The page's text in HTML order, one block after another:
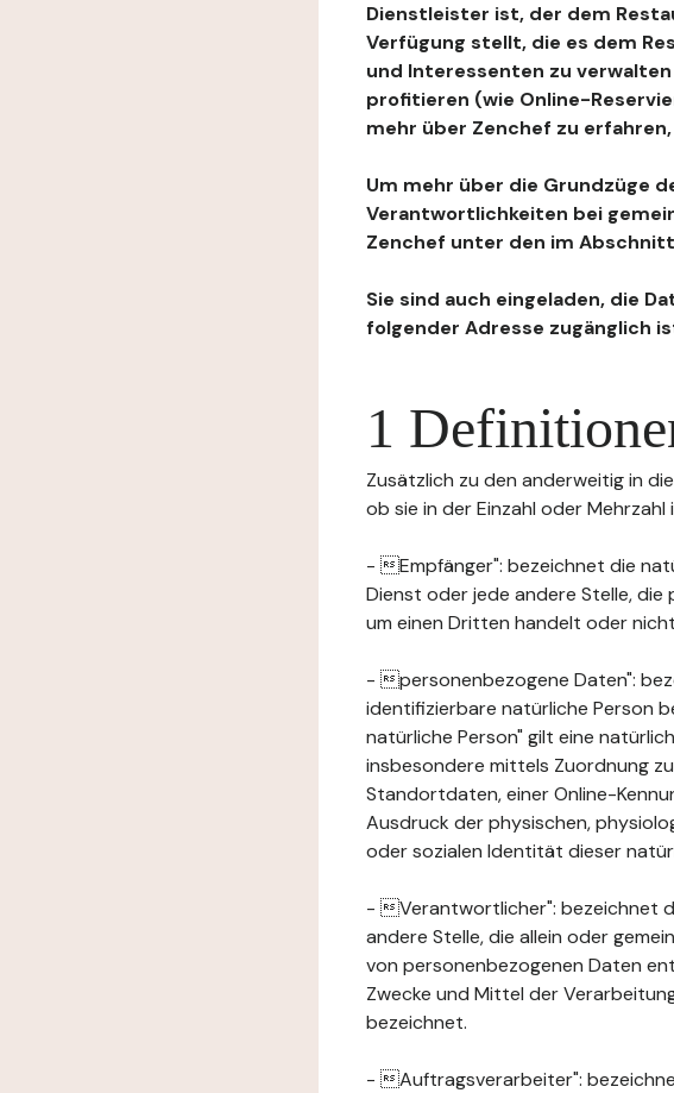
Dienstleister ist, der dem
Verfügung stellt, die es dem
und Interessenten zu
profitieren (wie Online-
mehr über Zenchef zu erfahren,
Um mehr über die Grundzüge
Verantwortlichkeiten bei
Zenchef unter den im
Sie sind auch eingeladen, die
folgender Adresse zugänglich
1
Zusätzlich zu den anderweitig in
ob sie in der Einzahl oder
- Empfänger": bezeichnet die
Dienst oder jede andere Stelle,
um einen Dritten handelt oder
- personenbezogene Daten":
identifizierbare natürliche Person
natürliche Person" gilt eine
insbesondere mittels Zuordnung zu
Standortdaten, einer Online-
Ausdruck der physischen,
oder sozialen Identität dieser
- Verantwortlicher": bezeichnet
andere Stelle, die allein oder
von personenbezogenen Daten
Zwecke und Mittel der
bezeichnet.
- Auftragsverarbeiter":